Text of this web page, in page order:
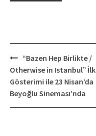
Post
navigation
“Bazen Hep Birlikte /
Otherwise in Istanbul” İlk
Gösterimi ile 23 Nisan’da
Beyoğlu Sineması’nda